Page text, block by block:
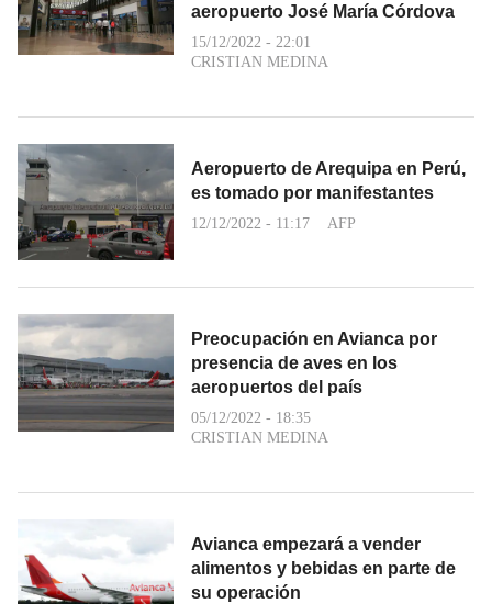
aeropuerto José María Córdova
15/12/2022 - 22:01
CRISTIAN MEDINA
Aeropuerto de Arequipa en Perú,
es tomado por manifestantes
12/12/2022 - 11:17 AFP
Preocupación en Avianca por
presencia de aves en los
aeropuertos del país
05/12/2022 - 18:35
CRISTIAN MEDINA
Avianca empezará a vender
alimentos y bebidas en parte de
su operación